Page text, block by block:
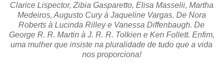
Clarice Lispector, Zibia Gasparetto, Elisa Masselii, Martha
Medeiros, Augusto Cury à Jaqueline Vargas. De Nora
Roberts à Lucinda Rilley e Vanessa Diffenbaugh. De
George R. R. Martin à J. R. R. Tolkien e Ken Follett. Enfim,
uma mulher que insiste na pluralidade de tudo que a vida
nos proporciona!